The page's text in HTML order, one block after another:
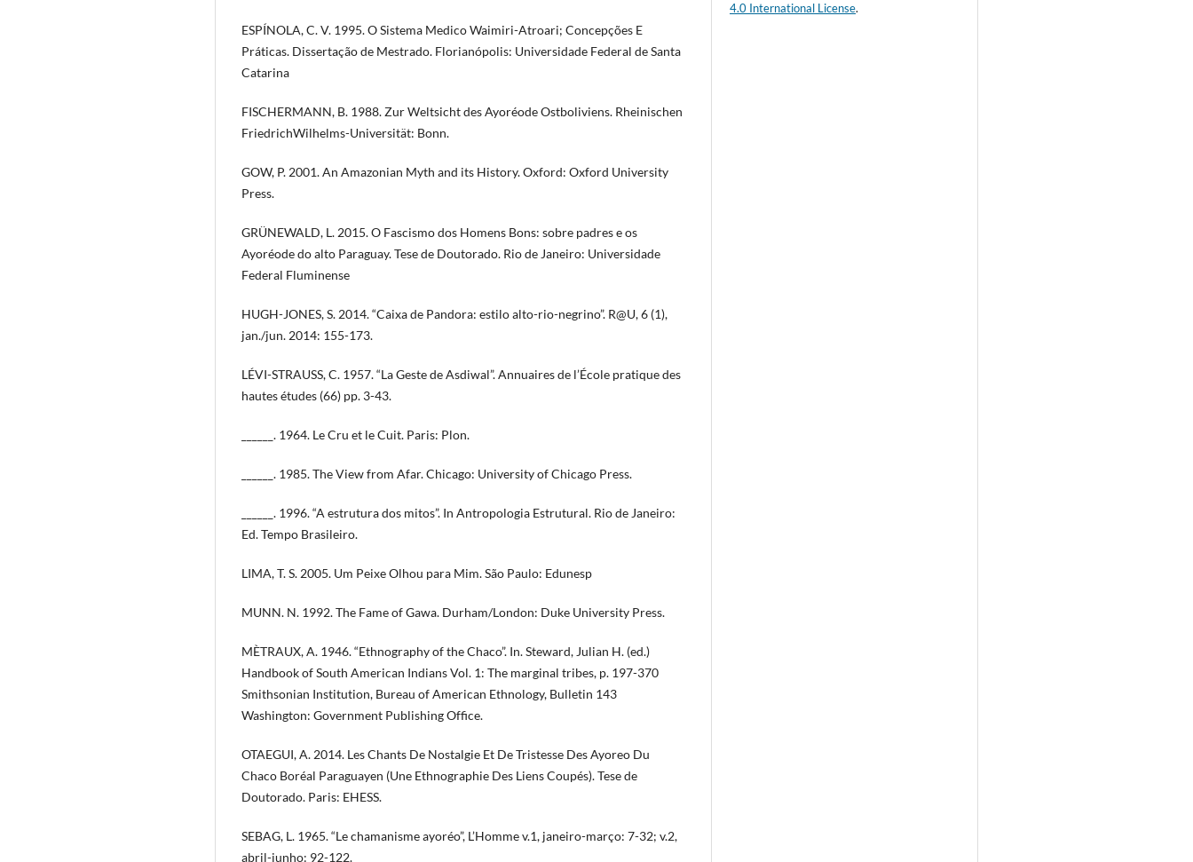
ESPÍNOLA, C. V. 1995. O Sistema Medico Waimiri-Atroari; Concepções E
Práticas. Dissertação de Mestrado. Florianópolis: Universidade Federal de Santa
Catarina
FISCHERMANN, B. 1988. Zur Weltsicht des Ayoréode Ostboliviens. Rheinischen
FriedrichWilhelms-Universität: Bonn.
GOW, P. 2001. An Amazonian Myth and its History. Oxford: Oxford University
Press.
GRÜNEWALD, L. 2015. O Fascismo dos Homens Bons: sobre padres e os
Ayoréode do alto Paraguay. Tese de Doutorado. Rio de Janeiro: Universidade
Federal Fluminense
HUGH-JONES, S. 2014. “Caixa de Pandora: estilo alto-rio-negrino”. R@U, 6 (1),
jan./jun. 2014: 155-173.
LÉVI-STRAUSS, C. 1957. “La Geste de Asdiwal”. Annuaires de l’École pratique des
hautes études (66) pp. 3-43.
______. 1964. Le Cru et le Cuit. Paris: Plon.
______. 1985. The View from Afar. Chicago: University of Chicago Press.
______. 1996. “A estrutura dos mitos”. In Antropologia Estrutural. Rio de Janeiro:
Ed. Tempo Brasileiro.
LIMA, T. S. 2005. Um Peixe Olhou para Mim. São Paulo: Edunesp
MUNN. N. 1992. The Fame of Gawa. Durham/London: Duke University Press.
MÈTRAUX, A. 1946. “Ethnography of the Chaco”. In. Steward, Julian H. (ed.)
Handbook of South American Indians Vol. 1: The marginal tribes, p. 197-370
Smithsonian Institution, Bureau of American Ethnology, Bulletin 143
Washington: Government Publishing Office.
OTAEGUI, A. 2014. Les Chants De Nostalgie Et De Tristesse Des Ayoreo Du
Chaco Boréal Paraguayen (Une Ethnographie Des Liens Coupés). Tese de
Doutorado. Paris: EHESS.
SEBAG, L. 1965. “Le chamanisme ayoréo”, L’Homme v.1, janeiro-março: 7-32; v.2,
abril-junho: 92-122.
4.0 International License.